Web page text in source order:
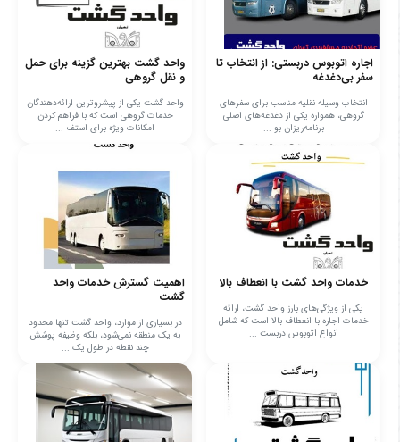
اجاره اتوبوس دربستی: از انتخاب تا
سفر بی‌دغدغه
انتخاب وسیله نقلیه مناسب برای سفرهای
گروهی، همواره یکی از دغدغه‌های اصلی
برنامه‌ریزان بو ...
واحد گشت بهترین گزینه برای حمل
و نقل گروهی
واحد گشت یکی از پیشروترین ارائه‌دهندگان
خدمات گروهی است که با فراهم کردن
امکانات ویژه برای استف ...
خدمات واحد گشت با انعطاف بالا
یکی از ویژگی‌های بارز واحد گشت، ارائه
خدمات اجاره با انعطاف بالا است که شامل
انواع اتوبوس دربست ...
اهمیت گسترش خدمات واحد
گشت
در بسیاری از موارد، واحد گشت تنها محدود
به یک منطقه نمی‌شود، بلکه وظیفه پوشش
چند نقطه در طول یک ...